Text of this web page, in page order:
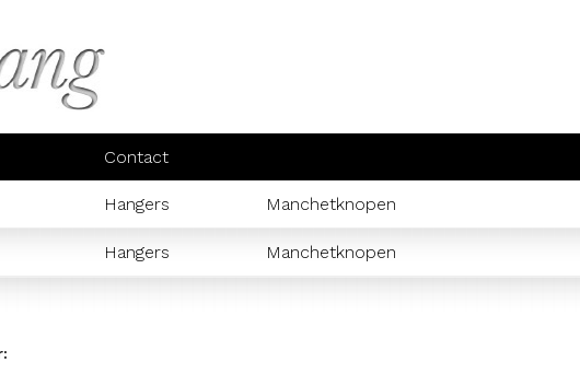
Contact
Hangers Manchetknopen
Hangers Manchetknopen